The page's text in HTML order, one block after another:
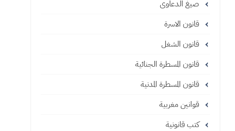
صيغ الدعاوى
قانون الاسرة
قانون الشغل
قانون المسطرة الجنائية
قانون المسطرة المدنية
قوانين مغربية
كتب قانونية